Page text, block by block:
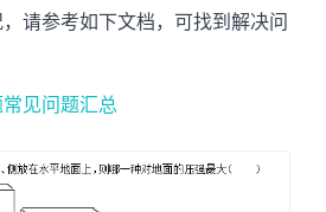
请参考如下文档，可找到解决问
见问题汇总